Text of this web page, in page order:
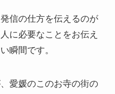
信の仕方を伝えるのが
に必要なことをお伝え
瞬間です。
愛媛のこのお寺の街の